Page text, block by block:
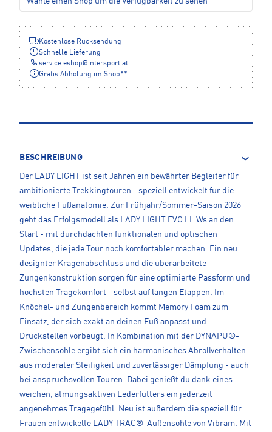
Kostenlose Rücksendung
Schnelle Lieferung
service.eshop@intersport.at
Gratis Abholung im Shop**
BESCHREIBUNG
Der LADY LIGHT ist seit Jahren ein bewährter Begleiter für
ambitionierte Trekkingtouren - speziell entwickelt für die
weibliche Fußanatomie. Zur Frühjahr/Sommer-Saison 2026
geht das Erfolgsmodell als LADY LIGHT EVO LL Ws an den
Start - mit durchdachten funktionalen und optischen
Updates, die jede Tour noch komfortabler machen. Ein neu
designter Kragenabschluss und die überarbeitete
Zungenkonstruktion sorgen für eine optimierte Passform und
höchsten Tragekomfort - selbst auf langen Etappen. Im
Knöchel- und Zungenbereich kommt Memory Foam zum
Einsatz, der sich exakt an deinen Fuß anpasst und
Druckstellen vorbeugt. In Kombination mit der DYNAPU®-
Zwischensohle ergibt sich ein harmonisches Abrollverhalten
aus moderater Steifigkeit und zuverlässiger Dämpfung - auch
bei anspruchsvollen Touren. Dabei genießt du dank eines
weichen, atmungsaktiven Lederfutters ein jederzeit
angenehmes Tragegefühl. Neu ist außerdem die speziell für
Frauen entwickelte LADY TRAC®-Außensohle von Vibram. Mit